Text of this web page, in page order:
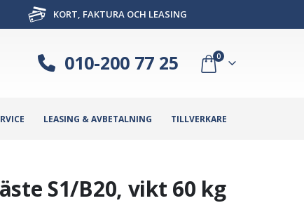
KORT, FAKTURA OCH LEASING
010-200 77 25 0
LEASING & AVBETALNING TILLVERKARE
S1/B20, vikt 60 kg